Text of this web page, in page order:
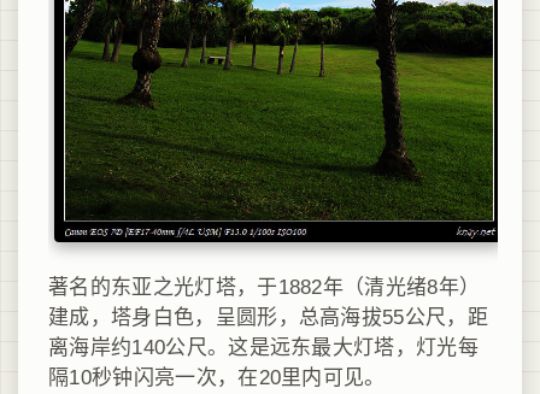
著名的东亚之光灯塔， 于1882年（清光绪8年）
建成，塔身白色，呈圆形，总高海拔55公尺，距
离海岸约140公尺。这是远东最大灯塔，灯光每
隔10秒钟闪亮一次，在20里内可见。